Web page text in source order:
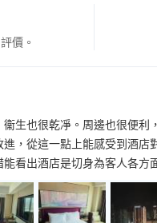
價。
生也很乾凈。周邊也很便
進，從這一點上能感受到酒
看出酒店是切身為客人各方